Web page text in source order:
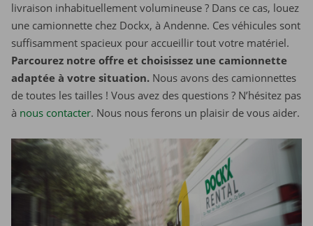
livraison inhabituellement volumineuse ? Dans ce cas, louez
une camionnette chez Dockx, à Andenne. Ces véhicules sont
suffisamment spacieux pour accueillir tout votre matériel.
Parcourez notre offre et choisissez une camionnette
adaptée à votre situation. Nous avons des camionnettes
de toutes les tailles ! Vous avez des questions ? N’hésitez pas
à nous contacter. Nous nous ferons un plaisir de vous aider.